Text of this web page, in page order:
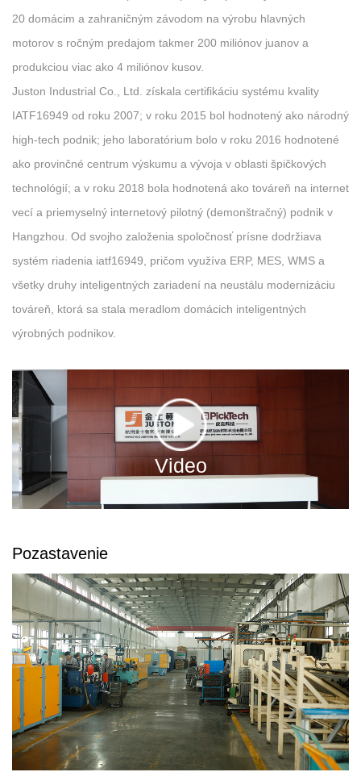
20 domácim a zahraničným závodom na výrobu hlavných
motorov s ročným predajom takmer 200 miliónov juanov a
produkciou viac ako 4 miliónov kusov.
Juston Industrial Co., Ltd. získala certifikáciu systému kvality
IATF16949 od roku 2007; v roku 2015 bol hodnotený ako národný
high-tech podnik; jeho laboratórium bolo v roku 2016 hodnotené
ako provinčné centrum výskumu a vývoja v oblasti špičkových
technológií; a v roku 2018 bola hodnotená ako továreň na internet
vecí a priemyselný internetový pilotný (demonštračný) podnik v
Hangzhou. Od svojho založenia spoločnosť prísne dodržiava
systém riadenia iatf16949, pričom využíva ERP, MES, WMS a
všetky druhy inteligentných zariadení na neustálu modernizáciu
továreň, ktorá sa stala meradlom domácich inteligentných
výrobných podnikov.
Video
Pozastavenie